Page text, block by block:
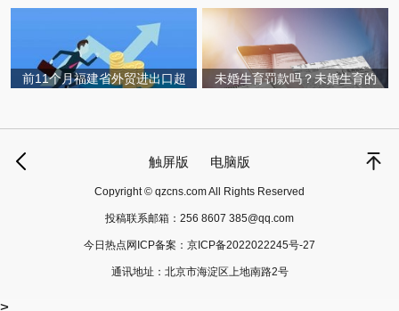
前11个月福建省外贸进出口超 未婚生育罚款吗？未婚生育的
触屏版 电脑版
Copyright © qzcns.com All Rights Reserved
投稿联系邮箱： 256 8607 385@qq.com
今日热点网ICP备案： 京ICP备2022022245号-27
通讯地址：北京市海淀区上地南路2号
>